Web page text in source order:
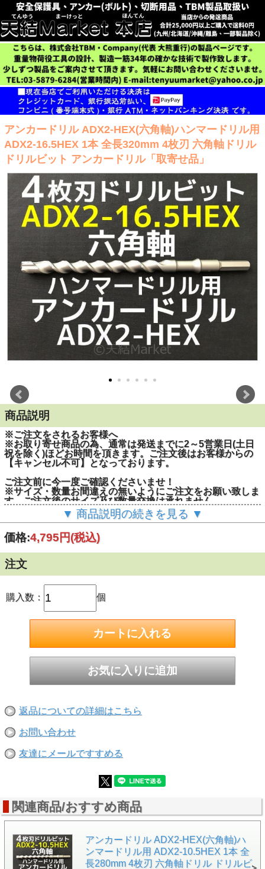
アンカードリル ADX2-HEX(六角軸)ハンマードリル用
ADX2-16.5HEX 1本 全長320mm 4枚刃 六角軸ドリル
ドリルビット アンカードリル「取寄せ品」
商品説明
※ご注文をされるお客様へ
※お取り寄せ商品の為、通常は発送までに2～5営業日(土日
祝を除く)ほどお時間を頂きます。ご注文後はお客様からの
【キャンセル不可】となっております。
ご注文前に今一度ご確認くださいませ！
※サイズ・数量お間違えの無いようにご注文をお願い致しま
す。ご注文後のサイズ及び数量交換は承れません。
■シャンク形状：六角軸(対辺13mm)
■適合機種：ハンマードリル
■被削材：コンクリート/ブロック/モルタル用
・2エッジドリルと比較して、刃先・スパイラル形状の最適
化で穿孔スピードが向上しております。
真円に近い穿孔が出来るため、あと施工アンカーをスムーズ
に挿入し安定した固着力を発揮します。
・刃先ポケットと4条溝が孔内の切粉を効率よく排出しま
す。
・鉄筋の引っかかりが減少する為、作業者の負担を軽減しま
・スパイラルには、穿孔深さの目安となるマーキング溝付
(ADX-260SDS、460SDSを除く)
▼ 商品説明の続きを見る ▼
価格:4,795円(税込)
注文
購入数： 個
返品についての詳細はこちら
お問い合わせ
友達にメールですすめる
関連商品/おすすめ商品
アンカードリル ADX2-HEX(六角軸)ハ
ンマードリル用 ADX2-10.5HEX 1本 全
長280mm 4枚刃 六角軸ドリル ドリルビ